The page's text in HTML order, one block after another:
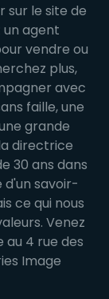
sur le site de
agent
vendre ou
plus,
avec
faille, une
grande
directrice
30 ans dans
savoir-
ce qui nous
Venez
4 rue des
Image